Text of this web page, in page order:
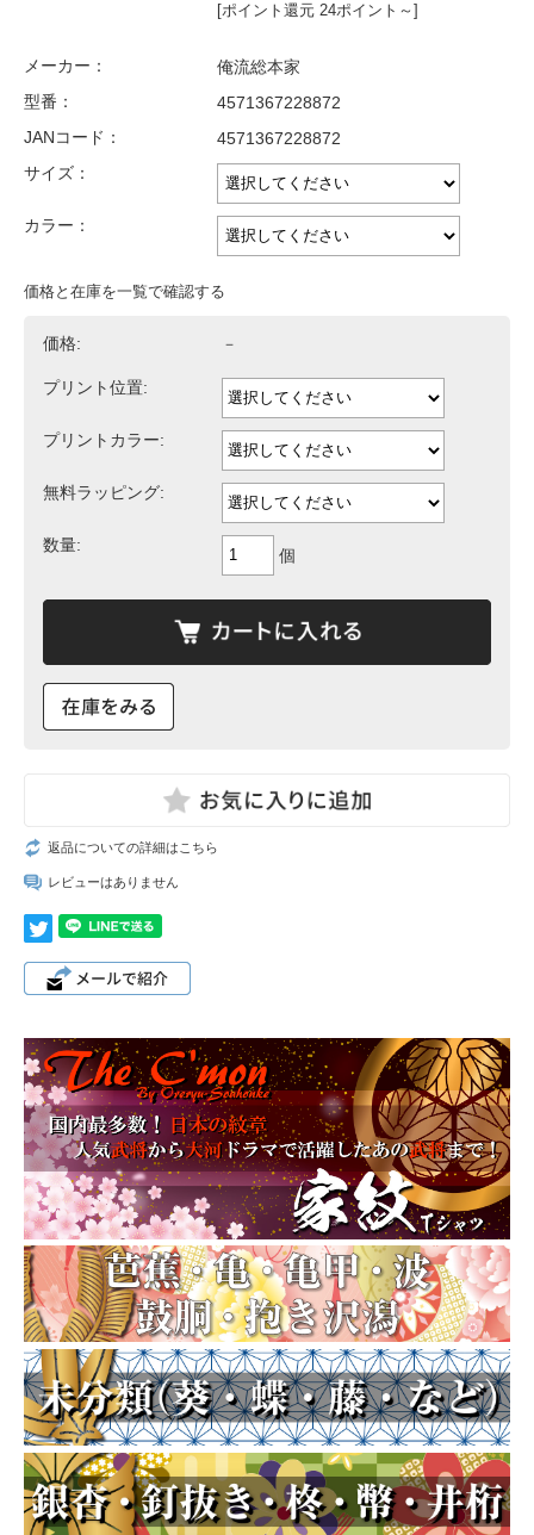
[ポイント還元 24ポイント～]
メーカー：
俺流総本家
型番：
4571367228872
JANコード：
4571367228872
サイズ：
カラー：
価格と在庫を一覧で確認する
価格: －
プリント位置:
プリントカラー:
無料ラッピング:
数量:
個
返品についての詳細はこちら
レビューはありません